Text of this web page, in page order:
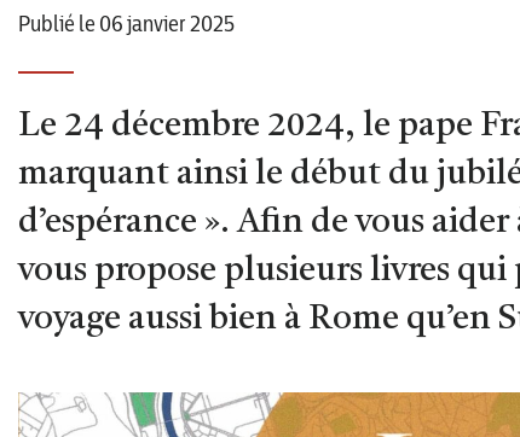
Publié le 06 janvier 2025
Le 24 décembre 2024, le pape
marquant ainsi le début du
d’espérance ». Afin de vous
vous propose plusieurs livres
voyage aussi bien à Rome qu’en